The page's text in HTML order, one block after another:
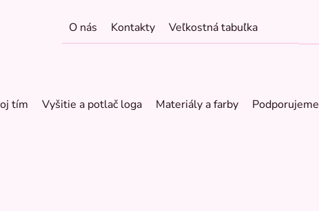
O nás Kontakty Veľkostná tabuľka
tím Vyšitie a potlač loga Materiály a farby Podporujeme